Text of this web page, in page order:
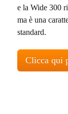
e la Wide 300
ma è una
standard.
Clicca qui